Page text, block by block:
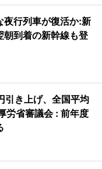
夜行列車が復活か:新
朝到着の新幹線も登
引き上げ、全国平均
労省審議会 : 前年度